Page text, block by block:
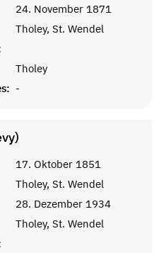
24. November 1871
Tholey, St. Wendel
Tholey
-
17. Oktober 1851
Tholey, St. Wendel
28. Dezember 1934
Tholey, St. Wendel